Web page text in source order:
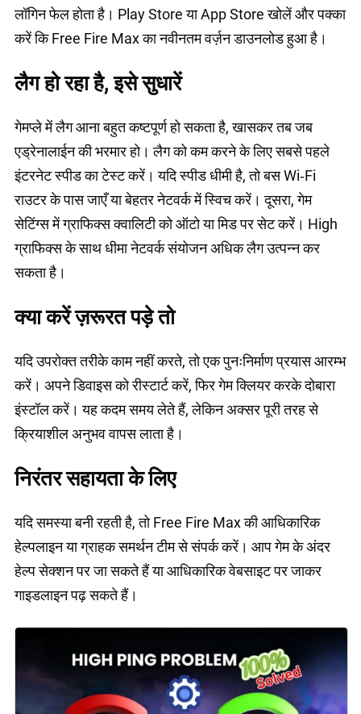
लॉगिन फेल होता है। Play Store या App Store खोलें और पक्का
करें कि Free Fire Max का नवीनतम वर्ज़न डाउनलोड हुआ है।
लैग हो रहा है, इसे सुधारें
गेमप्ले में लैग आना बहुत कष्टपूर्ण हो सकता है, खासकर तब जब
एड्रेनालाईन की भरमार हो। लैग को कम करने के लिए सबसे पहले
इंटरनेट स्पीड का टेस्ट करें। यदि स्पीड धीमी है, तो बस Wi‑Fi
राउटर के पास जाएँ या बेहतर नेटवर्क में स्विच करें। दूसरा, गेम
सेटिंग्स में ग्राफिक्स क्वालिटी को ऑटो या मिड पर सेट करें। High
ग्राफिक्स के साथ धीमा नेटवर्क संयोजन अधिक लैग उत्पन्न कर
सकता है।
क्या करें ज़रूरत पड़े तो
यदि उपरोक्त तरीके काम नहीं करते, तो एक पुनःनिर्माण प्रयास आरम्भ
करें। अपने डिवाइस को रीस्टार्ट करें, फिर गेम क्लियर करके दोबारा
इंस्टॉल करें। यह कदम समय लेते हैं, लेकिन अक्सर पूरी तरह से
क्रियाशील अनुभव वापस लाता है।
निरंतर सहायता के लिए
यदि समस्या बनी रहती है, तो Free Fire Max की आधिकारिक
हेल्पलाइन या ग्राहक समर्थन टीम से संपर्क करें। आप गेम के अंदर
हेल्प सेक्शन पर जा सकते हैं या आधिकारिक वेबसाइट पर जाकर
गाइडलाइन पढ़ सकते हैं।